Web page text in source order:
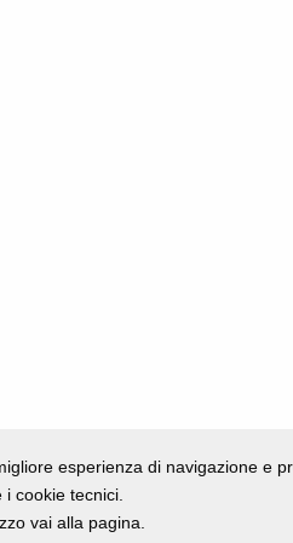
esperienza di navigazione e
cookie tecnici.
vai alla pagina.